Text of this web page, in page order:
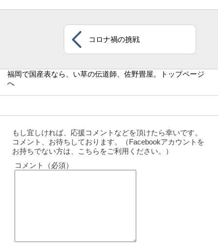
コロナ禍の挑戦
福岡で国産表なら
、い草の伝道師、佐野畳屋。トップページ
へ
もし宜しければ、応援コメントなどを頂けたら幸いです。
コメント、お待ちしております。（Facebookアカウントを
お持ちでない方は、こちらをご利用ください。）
コメント（必須）